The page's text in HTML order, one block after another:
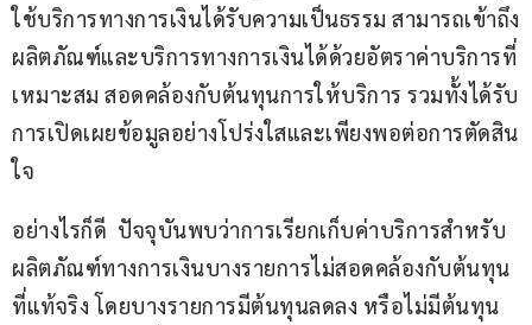
ใช้บริการทางการเงินได้รับความเป็นธรรม สามารถเข้าถึง
ผลิตภัณฑ์และบริการทางการเงินได้ด้วยอัตราค่าบริการที่
เหมาะสม สอดคล้องกับต้นทุนการให้บริการ รวมทั้งได้รับ
การเปิดเผยข้อมูลอย่างโปร่งใสและเพียงพอต่อการตัดสิน
ใจ
อย่างไรก็ดี  ปัจจุบันพบว่าการเรียกเก็บค่าบริการสำหรับ
ผลิตภัณฑ์ทางการเงินบางรายการไม่สอดคล้องกับต้นทุน
ที่แท้จริง โดยบางรายการมีต้นทุนลดลง หรือไม่มีต้นทุน